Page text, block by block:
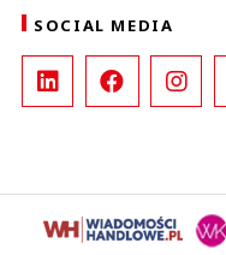
SOCIAL MEDIA